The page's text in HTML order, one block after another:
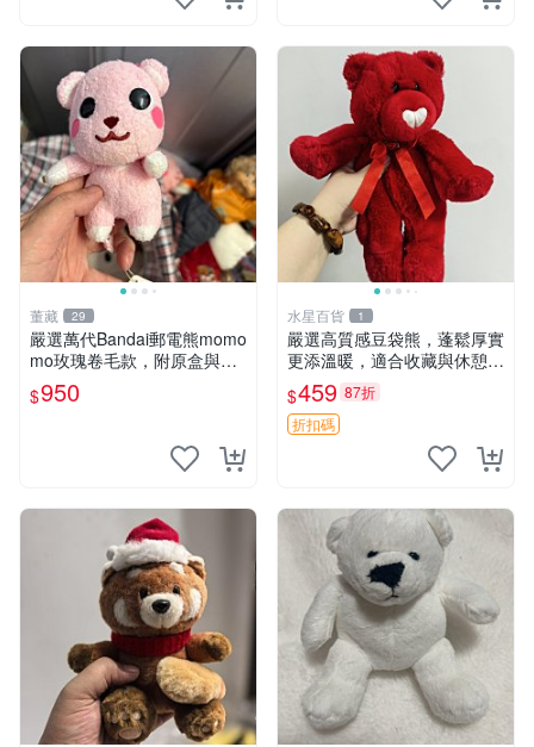
董藏 29
嚴選萬代Bandai郵電熊momo
mo玫瑰卷毛款，附原盒與吊
牌，粉嫩可愛入手即柔軟～
玫瑰卷毛 郵電熊 正品
$950
水星百貨 1
嚴選高質感豆袋熊，蓬鬆厚實
更添溫暖，適合收藏與休憩。
前胸填充飽滿，背部亦具優雅
設計。 豆袋熊 保暖 溫柔 蓬
松
$459 87折
折扣碼